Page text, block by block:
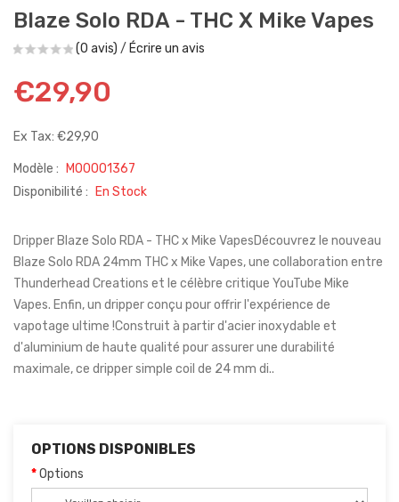
Blaze Solo RDA - THC X Mike Vapes
(0 avis) / Écrire un avis
€29,90
Ex Tax: €29,90
Modèle :
M00001367
Disponibilité :
En Stock
Dripper Blaze Solo RDA - THC x Mike VapesDécouvrez le nouveau
Blaze Solo RDA 24mm THC x Mike Vapes, une collaboration entre
Thunderhead Creations et le célèbre critique YouTube Mike
Vapes. Enfin, un dripper conçu pour offrir l'expérience de
vapotage ultime !Construit à partir d'acier inoxydable et
d'aluminium de haute qualité pour assurer une durabilité
maximale, ce dripper simple coil de 24 mm di..
OPTIONS DISPONIBLES
Options